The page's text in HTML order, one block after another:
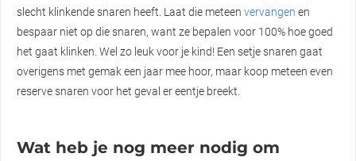
slecht klinkende snaren heeft. Laat die meteen vervangen en
bespaar niet op die snaren, want ze bepalen voor 100% hoe goed
het gaat klinken. Wel zo leuk voor je kind! Een setje snaren gaat
overigens met gemak een jaar mee hoor, maar koop meteen even
reserve snaren voor het geval er eentje breekt.
Wat heb je nog meer nodig om